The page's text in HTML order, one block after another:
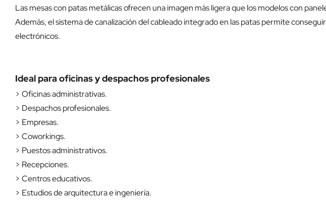
Las mesas con patas metálicas ofrecen una imagen más ligera que los modelos con
Además, el sistema de canalización del cableado integrado en las patas permite
electrónicos.
Ideal para oficinas y despachos profesionales
> Oficinas administrativas.
> Despachos profesionales.
> Empresas.
> Coworkings.
> Puestos administrativos.
> Recepciones.
> Centros educativos.
> Estudios de arquitectura e ingeniería.